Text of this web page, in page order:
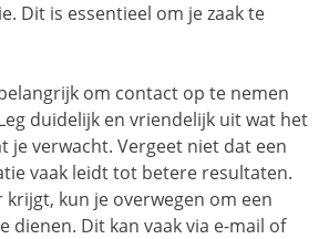
Dit is essentieel om je zaak te
om contact op te nemen
duidelijk en vriendelijk uit wat het
je verwacht. Vergeet niet dat een
vaak leidt tot betere resultaten.
krijgt, kun je overwegen om een
dienen. Dit kan vaak via e-mail of